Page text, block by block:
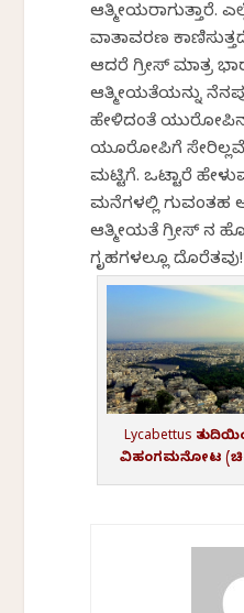
ಆತ್ಮೀಯರಾಗುತ್ತಾರೆ.
ವಾತಾವರಣ
ಆದರೆ ಗ್ರೀಸ್ ಮಾತ್ರ
ಆತ್ಮೀಯತೆಯನ್ನು
ಹೇಳಿದಂತೆ
ಯೂರೋಪಿಗೆ
ಮಟ್ಟಿಗೆ. ಒಟ್ಟಾರೆ
ಮನೆಗಳಲ್ಲಿ ಸಿಗುವಂತಹ
ಆತ್ಮೀಯತೆ ಗ್ರೀಸ್ ನ
ಗೃಹಗಳಲ್ಲೂ ದೊರೆತವು!
Lycabettus
ವಿಹಂಗಮನೋಟ